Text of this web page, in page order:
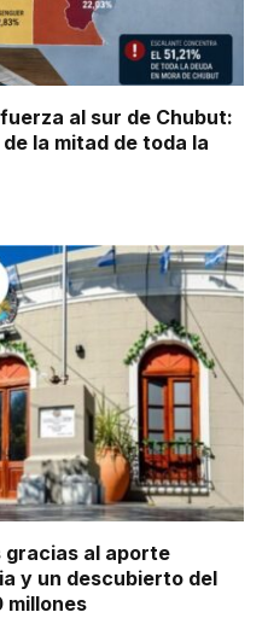
al sur de Chubut:
la mitad de toda la
gracias al aporte
y un descubierto del
millones